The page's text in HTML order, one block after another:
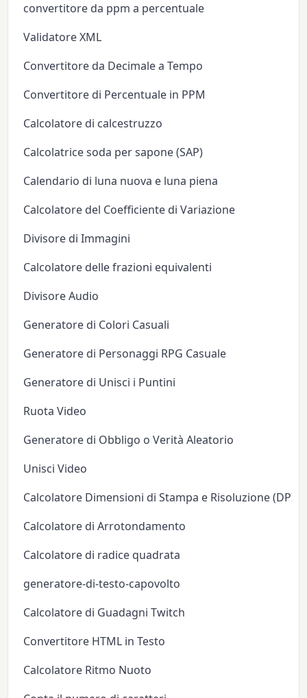
convertitore da ppm a percentuale
Validatore XML
Convertitore da Decimale a Tempo
Convertitore di Percentuale in PPM
Calcolatore di calcestruzzo
Calcolatrice soda per sapone (SAP)
Calendario di luna nuova e luna piena
Calcolatore del Coefficiente di Variazione
Divisore di Immagini
Calcolatore delle frazioni equivalenti
Divisore Audio
Generatore di Colori Casuali
Generatore di Personaggi RPG Casuale
Generatore di Unisci i Puntini
Ruota Video
Generatore di Obbligo o Verità Aleatorio
Unisci Video
Calcolatore Dimensioni di Stampa e Risoluzione (DPI/
Calcolatore di Arrotondamento
Calcolatore di radice quadrata
generatore-di-testo-capovolto
Calcolatore di Guadagni Twitch
Convertitore HTML in Testo
Calcolatore Ritmo Nuoto